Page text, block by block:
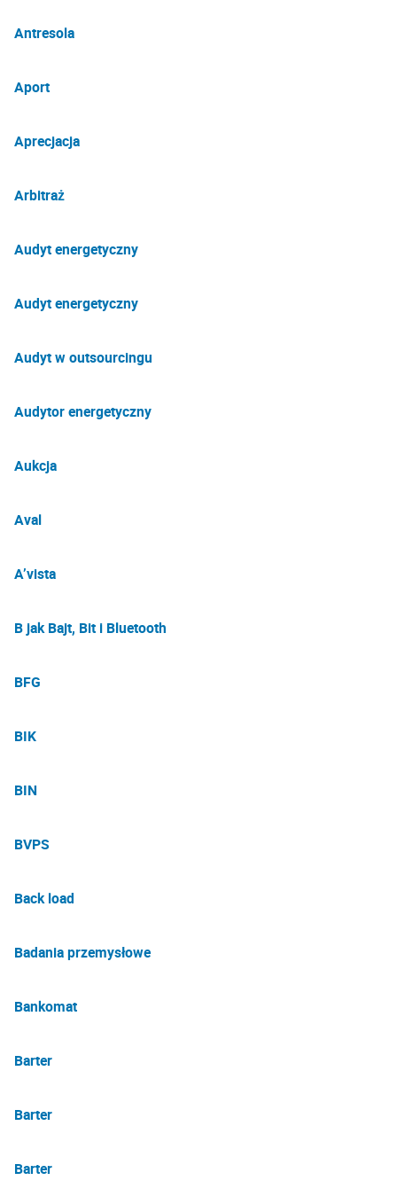
Antresola
Aport
Aprecjacja
Arbitraż
Audyt energetyczny
Audyt energetyczny
Audyt w outsourcingu
Audytor energetyczny
Aukcja
Aval
A’vista
B jak Bajt, Bit i Bluetooth
BFG
BIK
BIN
BVPS
Back load
Badania przemysłowe
Bankomat
Barter
Barter
Barter